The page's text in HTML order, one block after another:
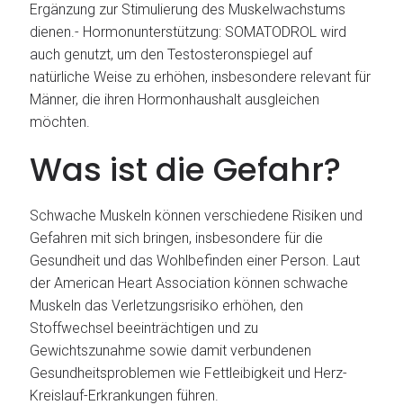
Ergänzung zur Stimulierung des Muskelwachstums
dienen.- Hormonunterstützung: SOMATODROL wird
auch genutzt, um den Testosteronspiegel auf
natürliche Weise zu erhöhen, insbesondere relevant für
Männer, die ihren Hormonhaushalt ausgleichen
möchten.
Was ist die Gefahr?
Schwache Muskeln können verschiedene Risiken und
Gefahren mit sich bringen, insbesondere für die
Gesundheit und das Wohlbefinden einer Person. Laut
der American Heart Association können schwache
Muskeln das Verletzungsrisiko erhöhen, den
Stoffwechsel beeinträchtigen und zu
Gewichtszunahme sowie damit verbundenen
Gesundheitsproblemen wie Fettleibigkeit und Herz-
Kreislauf-Erkrankungen führen.